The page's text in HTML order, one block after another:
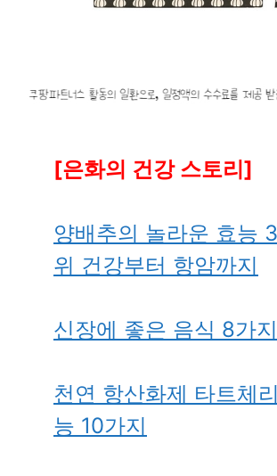
[은화의 건강 스토리]
양배추의 놀라운 효능
위 건강부터 항암까지
신장에 좋은 음식 8가지
천연 항산화제 타트체
능 10가지